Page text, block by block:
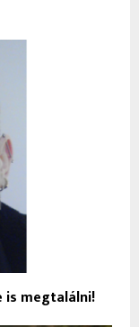
is megtalálni!